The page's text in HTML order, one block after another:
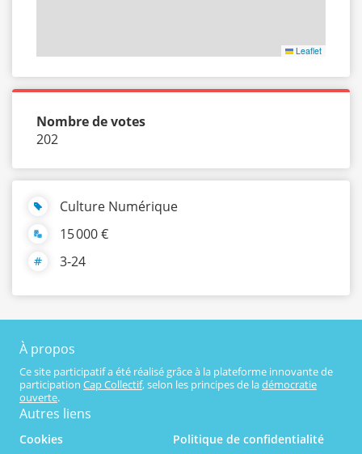
Leaflet
Nombre de votes
202
Culture Numérique
15 000 €
3-24
À propos
Ce site participatif a été réalisé grâce à la plateforme innovante de
participation Cap Collectif, selon les principes de ladémocratie
ouverte.
Autres liens
Cookies Politique de confidentialité